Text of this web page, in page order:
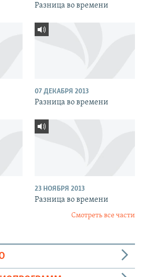
Разница во времени
07 ДЕКАБРЯ 2013
Разница во времени
23 НОЯБРЯ 2013
Разница во времени
Смотреть все части